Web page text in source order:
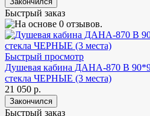
Быстрый заказ
Быстрый просмотр
Душевая кабина ДАНА-870 B
стекла ЧЕРНЫЕ (3 места)
21 050 р.
Быстрый заказ